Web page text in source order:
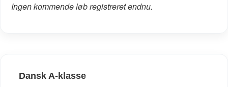
Ingen kommende løb registreret endnu.
Dansk A-klasse